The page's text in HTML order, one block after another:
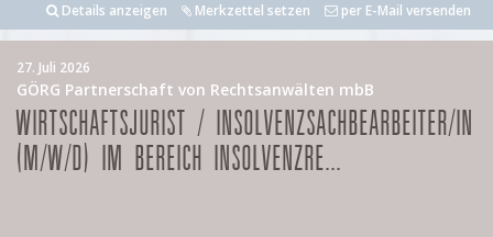
Details anzeigen Merkzettel setzen per E-Mail versenden
27. Juli 2026
GÖRG Partnerschaft von Rechtsanwälten mbB
WIRTSCHAFTSJURIST / INSOLVENZSACHBEARBEITER/IN
(M/W/D) IM BEREICH INSOLVENZRE...